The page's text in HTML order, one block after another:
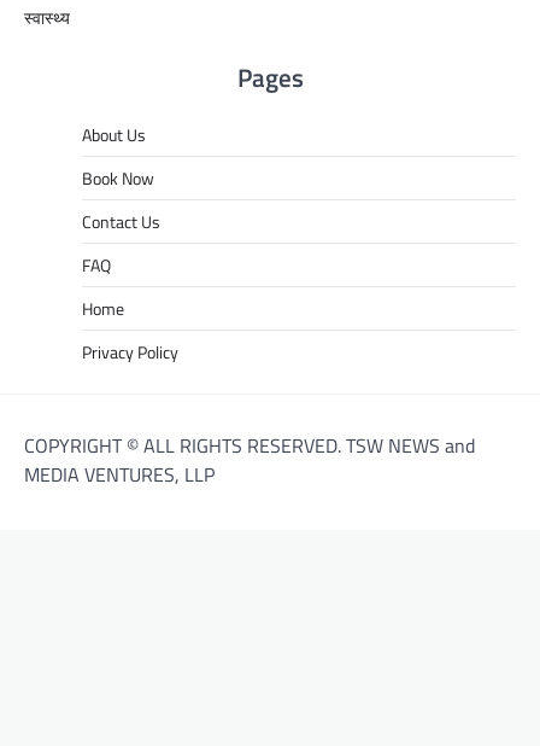
स्वास्थ्य
Pages
About Us
Book Now
Contact Us
FAQ
Home
Privacy Policy
COPYRIGHT © ALL RIGHTS RESERVED. TSW NEWS and
MEDIA VENTURES, LLP